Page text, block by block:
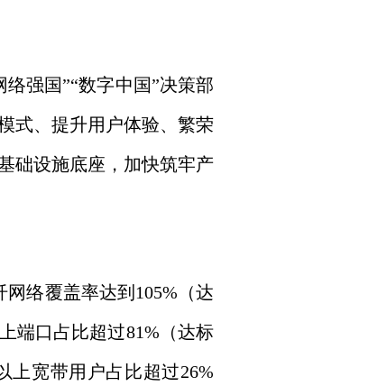
强国”“数字中国”决策部
式、提升用户体验、繁荣
础设施底座，加快筑牢产
络覆盖率达到105%（达
端口占比超过81%（达标
上宽带用户占比超过26%